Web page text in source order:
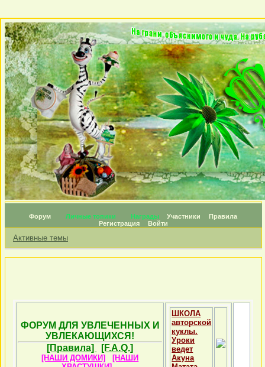
Форум Личные топики Награды Участники
Правила
Регистрация
Войти
Активные темы
ФОРУМ ДЛЯ УВЛЕЧЕННЫХ И
УВЛЕКАЮЩИХСЯ!
[Правила]
[F.A.Q.]
[НАШИ ДОМИКИ]
[НАШИ
ШКОЛА
авторской
куклы.
Уроки
ведет
Акуна